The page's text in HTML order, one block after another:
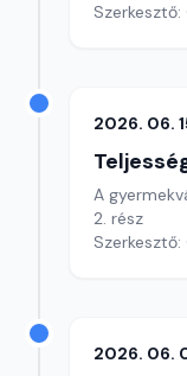
2026. 06.
A
2. rész
2026. 06.